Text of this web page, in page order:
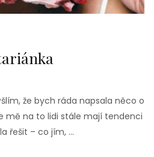
že bych ráda napsala něco o
mě na to lidi stále mají tendenci
řešit – co jím, …